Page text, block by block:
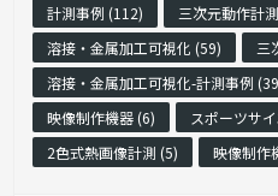
計測事例 (112)
三次元動作計
溶接・金属加工可視化 (59)
三
溶接・金属加工可視化-計測事例
映像制作機器 (6)
スポーツサ
2色式熱画像計測 (5)
映像制作